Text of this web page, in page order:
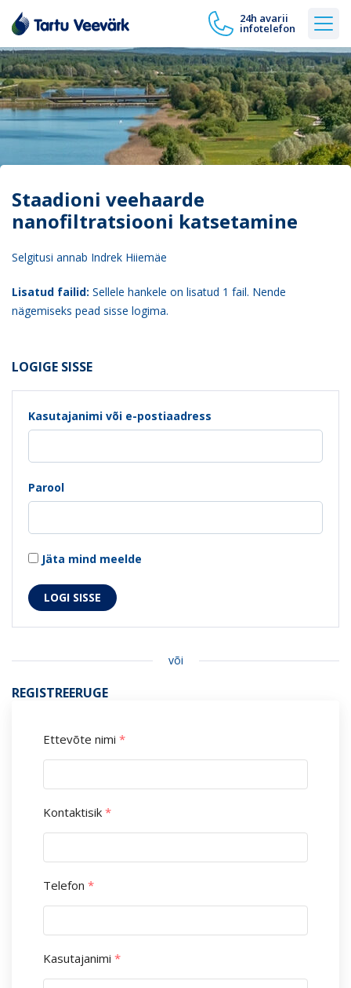
24h avarii
infotelefon
Staadioni veehaarde
nanofiltratsiooni katsetamine
Selgitusi annab Indrek Hiiemäe
Lisatud failid: Sellele hankele on lisatud 1 fail. Nende
nägemiseks pead sisse logima.
LOGIGE SISSE
Kasutajanimi või e-postiaadress
Parool
Jäta mind meelde
või
REGISTREERUGE
Ettevõte nimi *
Kontaktisik *
Telefon *
Kasutajanimi *